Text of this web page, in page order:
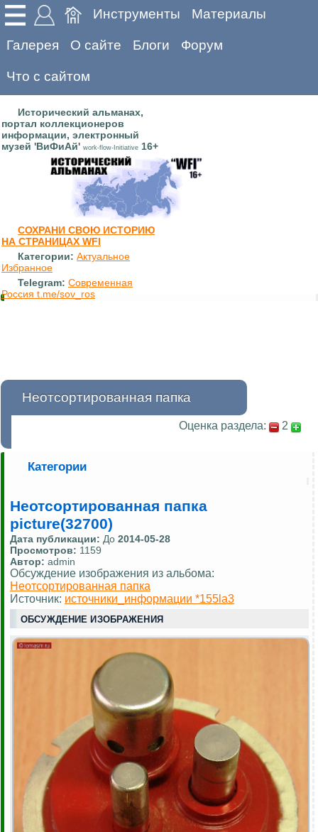
Инструменты Материалы
Галерея О сайте Блоги Форум
Что с сайтом
Исторический альманах,
портал коллекционеров
информации, электронный
музей 'ВиФиАй' work-flow-Initiative 16+
СОХРАНИ СВОЮ ИСТОРИЮ
НА СТРАНИЦАХ WFI
Категории: Актуальное
Избранное
Telegram: Современная
Россия t.me/sov_ros
Неотсортированная папка
Оценка раздела: 2
Категории
Неотсортированная папка
picture(32700)
Дата публикации: До 2014-05-28
Просмотров: 1159
Автор: admin
Обсуждение изображения из альбома:
Неотсортированная папка
Источник: источники_информации *155la3
ОБСУЖДЕНИЕ ИЗОБРАЖЕНИЯ